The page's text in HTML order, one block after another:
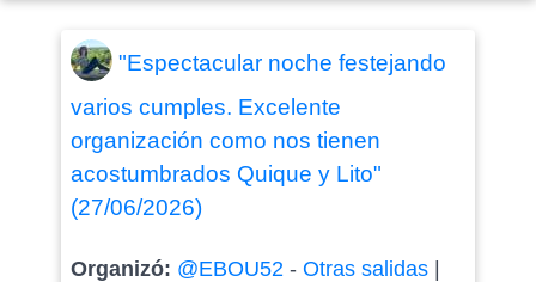
"Espectacular noche festejando
varios cumples. Excelente
organización como nos tienen
acostumbrados Quique y Lito"
(27/06/2026)
Organizó: @EBOU52 - Otras salidas|